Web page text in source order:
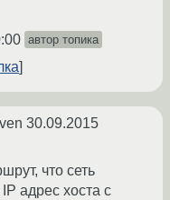
автор топика
30.09.2015
что сеть
адрес хоста с